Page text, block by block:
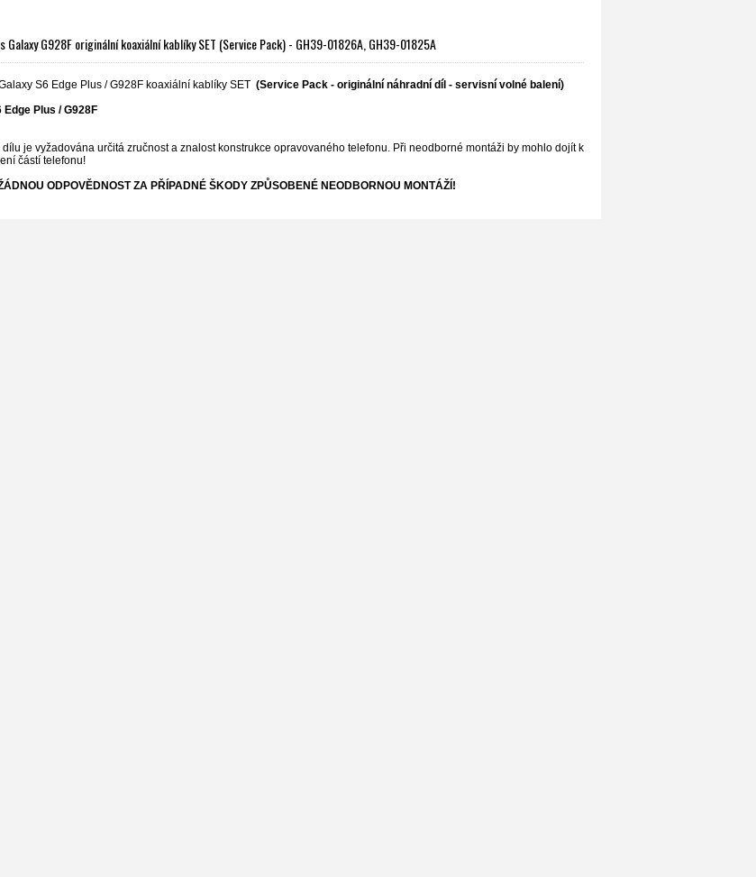
Galaxy G928F originální koaxiální kablíky SET (Service Pack) - GH39-01826A, GH39-01825A
S6 Edge Plus / G928F koaxiální kablíky SET (Service Pack - originální náhradní díl - servisní volné balení)
Plus / G928F
dílu je vyžadována určitá zručnost a znalost konstrukce opravovaného telefonu. Při neodborné montáži by mohlo dojít k
částí telefonu!
ODPOVĚDNOST ZA PŘÍPADNÉ ŠKODY ZPŮSOBENÉ NEODBORNOU MONTÁŽÍ!